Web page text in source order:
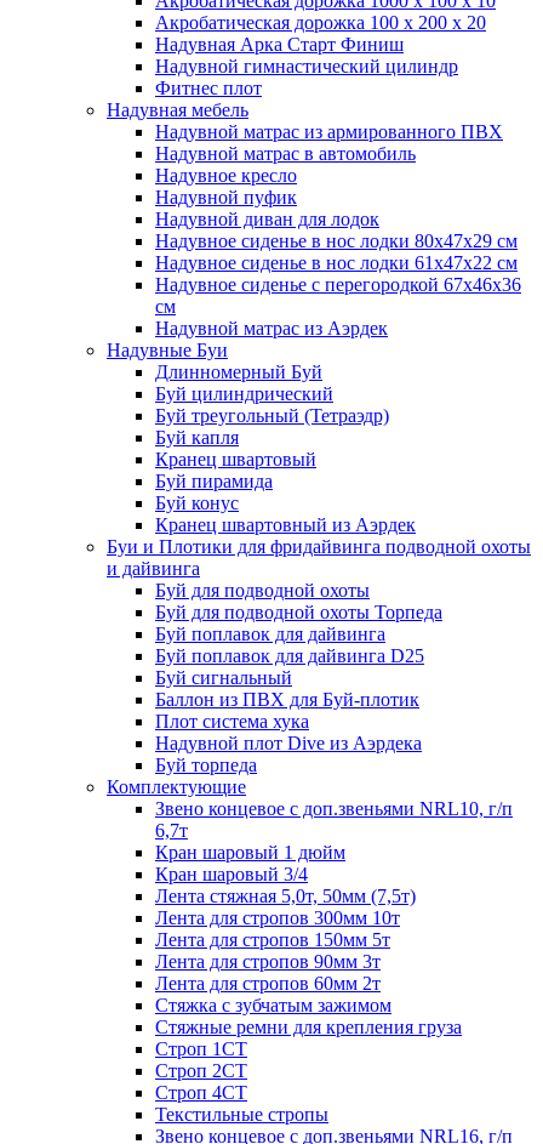
Акробатическая дорожка 100 x 200 x 20
Надувная Арка Старт Финиш
Надувной гимнастический цилиндр
Фитнес плот
Надувная мебель
Надувной матрас из армированного ПВХ
Надувной матрас в автомобиль
Надувное кресло
Надувной пуфик
Надувной диван для лодок
Надувное сиденье в нос лодки 80х47х29 см
Надувное сиденье в нос лодки 61х47х22 см
Надувное сиденье с перегородкой 67х46х36
см
Надувной матрас из Аэрдек
Надувные Буи
Длинномерный Буй
Буй цилиндрический
Буй треугольный (Тетраэдр)
Буй капля
Кранец швартовый
Буй пирамида
Буй конус
Кранец швартовный из Аэрдек
Буи и Плотики для фридайвинга подводной охоты
и дайвинга
Буй для подводной охоты
Буй для подводной охоты Торпеда
Буй поплавок для дайвинга
Буй поплавок для дайвинга D25
Буй сигнальный
Баллон из ПВХ для Буй-плотик
Плот система хука
Надувной плот Dive из Аэрдека
Буй торпеда
Комплектующие
Звено концевое с доп.звеньями NRL10, г/п
6,7т
Кран шаровый 1 дюйм
Кран шаровый 3/4
Лента стяжная 5,0т, 50мм (7,5т)
Лента для стропов 300мм 10т
Лента для стропов 150мм 5т
Лента для стропов 90мм 3т
Лента для стропов 60мм 2т
Стяжка с зубчатым зажимом
Стяжные ремни для крепления груза
Строп 1СТ
Строп 2СТ
Строп 4СТ
Текстильные стропы
Звено концевое с доп.звеньями NRL16, г/п